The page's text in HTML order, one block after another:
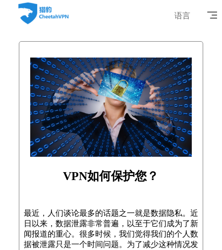
语言
VPN如何保护您？
最近，人们谈论最多的话题之一就是数据隐私。近
日以来，数据泄露非常普遍，以至于它们成为了新
闻报道的重心。很多时候，我们觉得我们的个人数
据被泄露只是一个时间问题。为了减少这种情况发